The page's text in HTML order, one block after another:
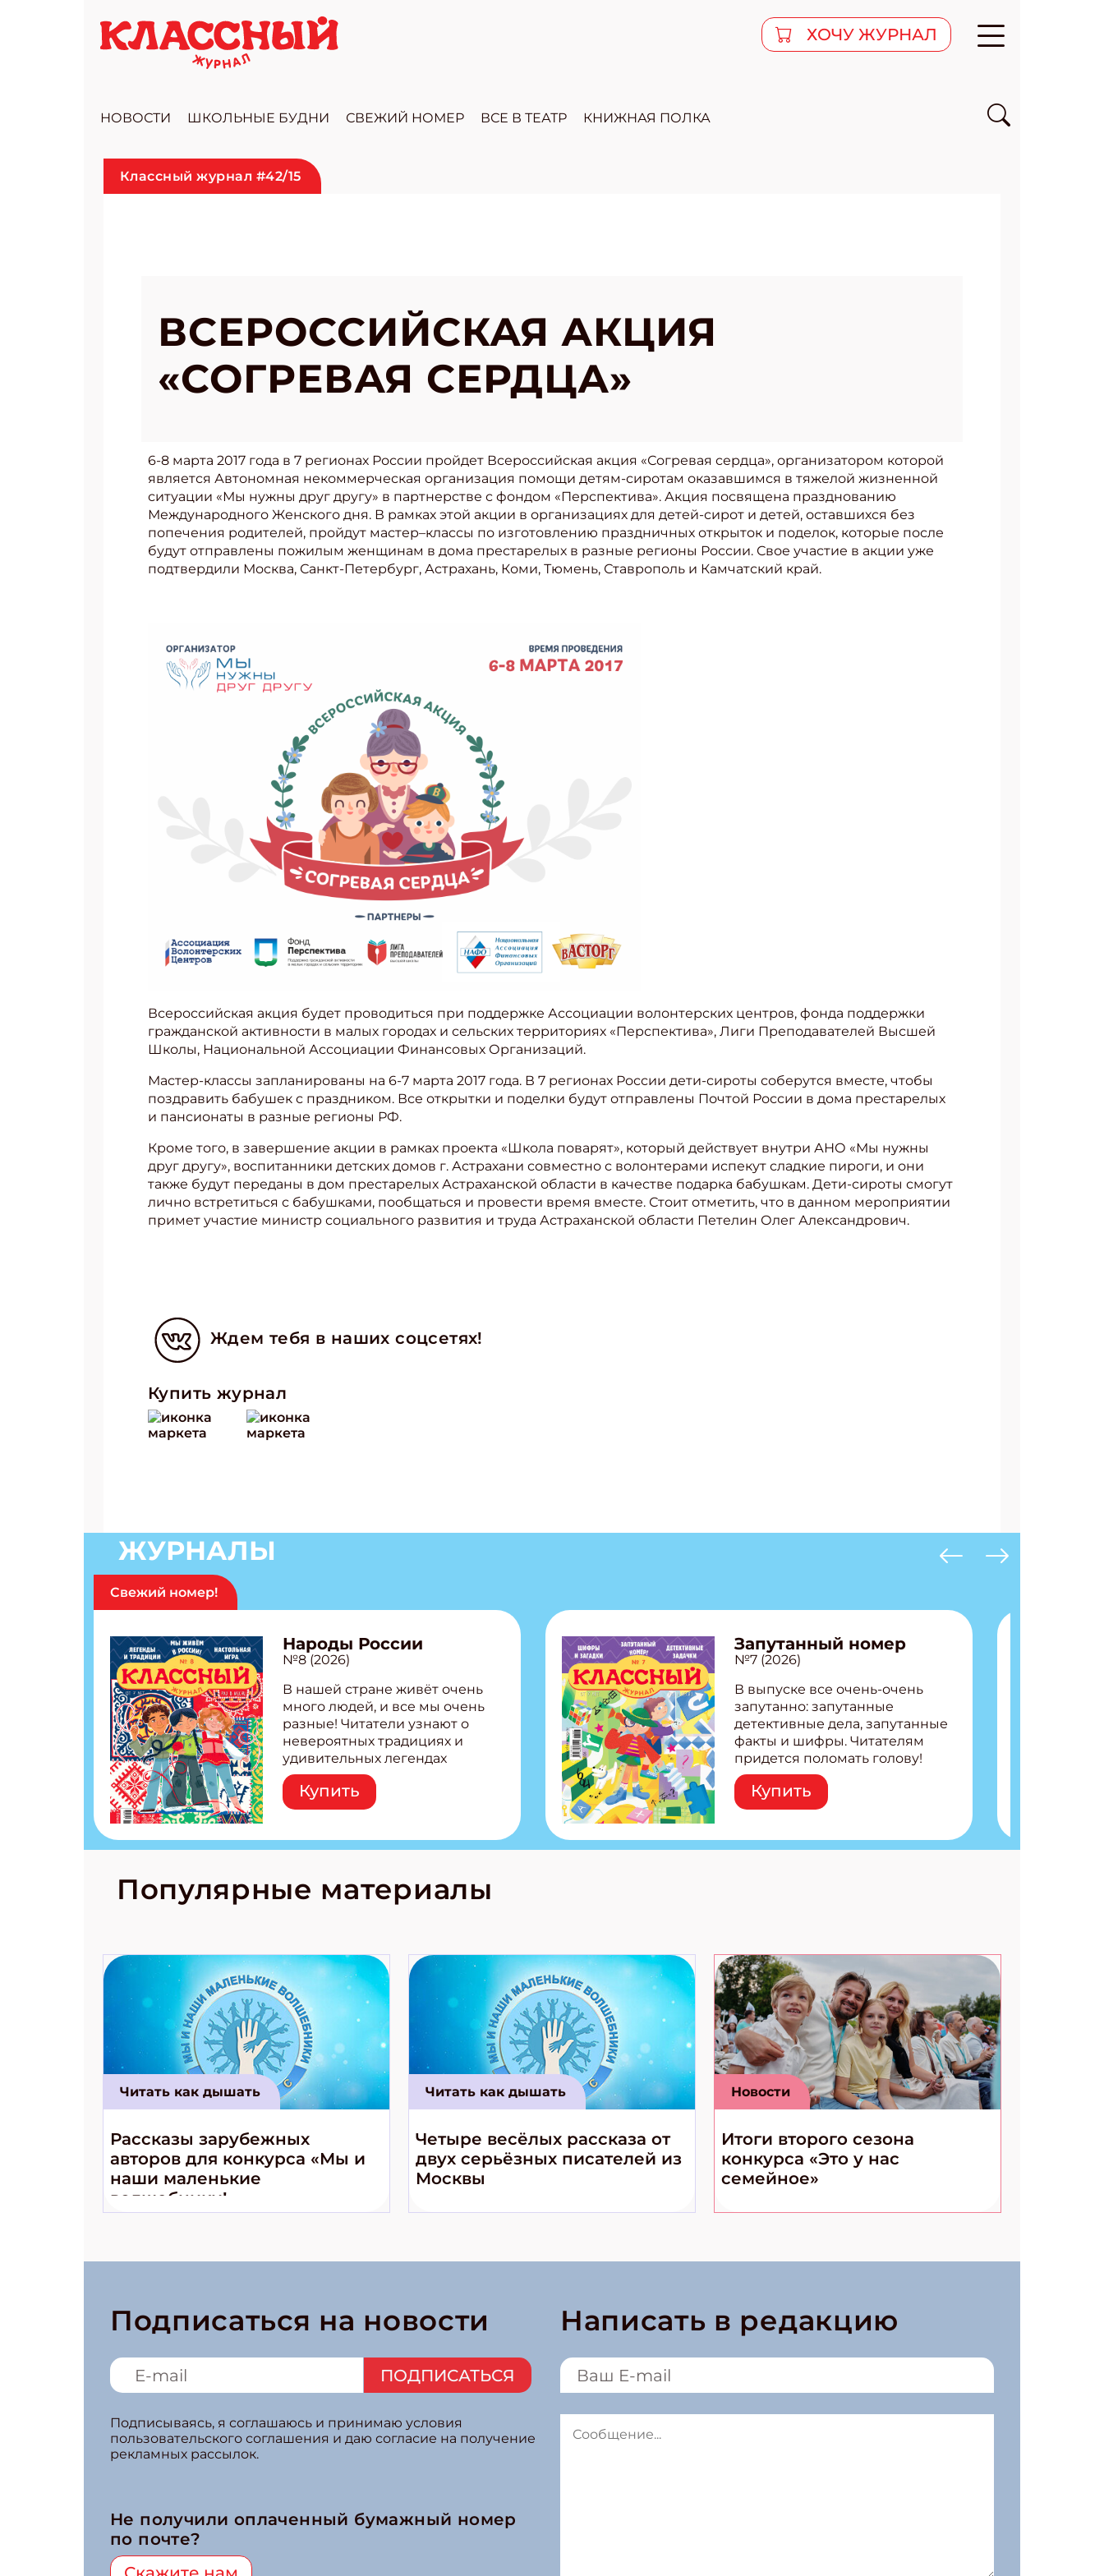
ХОЧУ ЖУРНАЛ
НОВОСТИ ШКОЛЬНЫЕ БУДНИ СВЕЖИЙ НОМЕР ВСЕ В ТЕАТР КНИЖНАЯ ПОЛКА
Классный журнал #42/15
ВСЕРОССИЙСКАЯ АКЦИЯ
«СОГРЕВАЯ СЕРДЦА»
6-8 марта 2017 года в 7 регионах России пройдет Всероссийская акция «Согревая сердца», организатором которой
является Автономная некоммерческая организация помощи детям-сиротам оказавшимся в тяжелой жизненной
ситуации «Мы нужны друг другу» в партнерстве с фондом «Перспектива». Акция посвящена празднованию
Международного Женского дня. В рамках этой акции в организациях для детей-сирот и детей, оставшихся без
попечения родителей, пройдут мастер–классы по изготовлению праздничных открыток и поделок, которые после
будут отправлены пожилым женщинам в дома престарелых в разные регионы России. Свое участие в акции уже
подтвердили Москва, Санкт-Петербург, Астрахань, Коми, Тюмень, Ставрополь и Камчатский край.
Всероссийская акция будет проводиться при поддержке Ассоциации волонтерских центров, фонда поддержки
гражданской активности в малых городах и сельских территориях «Перспектива», Лиги Преподавателей Высшей
Школы, Национальной Ассоциации Финансовых Организаций.
Мастер-классы запланированы на 6-7 марта 2017 года. В 7 регионах России дети-сироты соберутся вместе, чтобы
поздравить бабушек с праздником. Все открытки и поделки будут отправлены Почтой России в дома престарелых
и пансионаты в разные регионы РФ.
Кроме того, в завершение акции в рамках проекта «Школа поварят», который действует внутри АНО «Мы нужны
друг другу», воспитанники детских домов г. Астрахани совместно с волонтерами испекут сладкие пироги, и они
также будут переданы в дом престарелых Астраханской области в качестве подарка бабушкам. Дети-сироты смогут
лично встретиться с бабушками, пообщаться и провести время вместе. Стоит отметить, что в данном мероприятии
примет участие министр социального развития и труда Астраханской области Петелин Олег Александрович.
Ждем тебя в наших соцсетях!
Купить журнал
ЖУРНАЛЫ
Свежий номер!
Народы России
№8 (2026)
В нашей стране живёт очень
много людей, и все мы очень
разные! Читатели узнают о
невероятных традициях и
удивительных легендах
народов России! Внутри:
Легенды татар, башкир и
бурятов Настольная игра
странные слова Традиционные
космические приключения!
Купить
Запутанный номер
№7 (2026)
В выпуске все очень-очень
запутанно: запутанные
детективные дела, запутанные
факты и шифры. Читателям
придется поломать голову!
Внутри: Шифры и
расшифровки Плетем
запутанные поделки
Ищем коды 3 комикса
Купить
Популярные материалы
Читать как дышать
Рассказы зарубежных
авторов для конкурса «Мы и
наши маленькие
волшебники!»
Читать как дышать
Четыре весёлых рассказа от
двух серьёзных писателей из
Москвы
Новости
Итоги второго сезона
конкурса «Это у нас
семейное»
Подписаться на новости
ПОДПИСАТЬСЯ
Подписываясь, я соглашаюсь и принимаю условия
пользовательского соглашения и даю согласие на получение
рекламных рассылок.
Не получили оплаченный бумажный номер
по почте?
Написать в редакцию